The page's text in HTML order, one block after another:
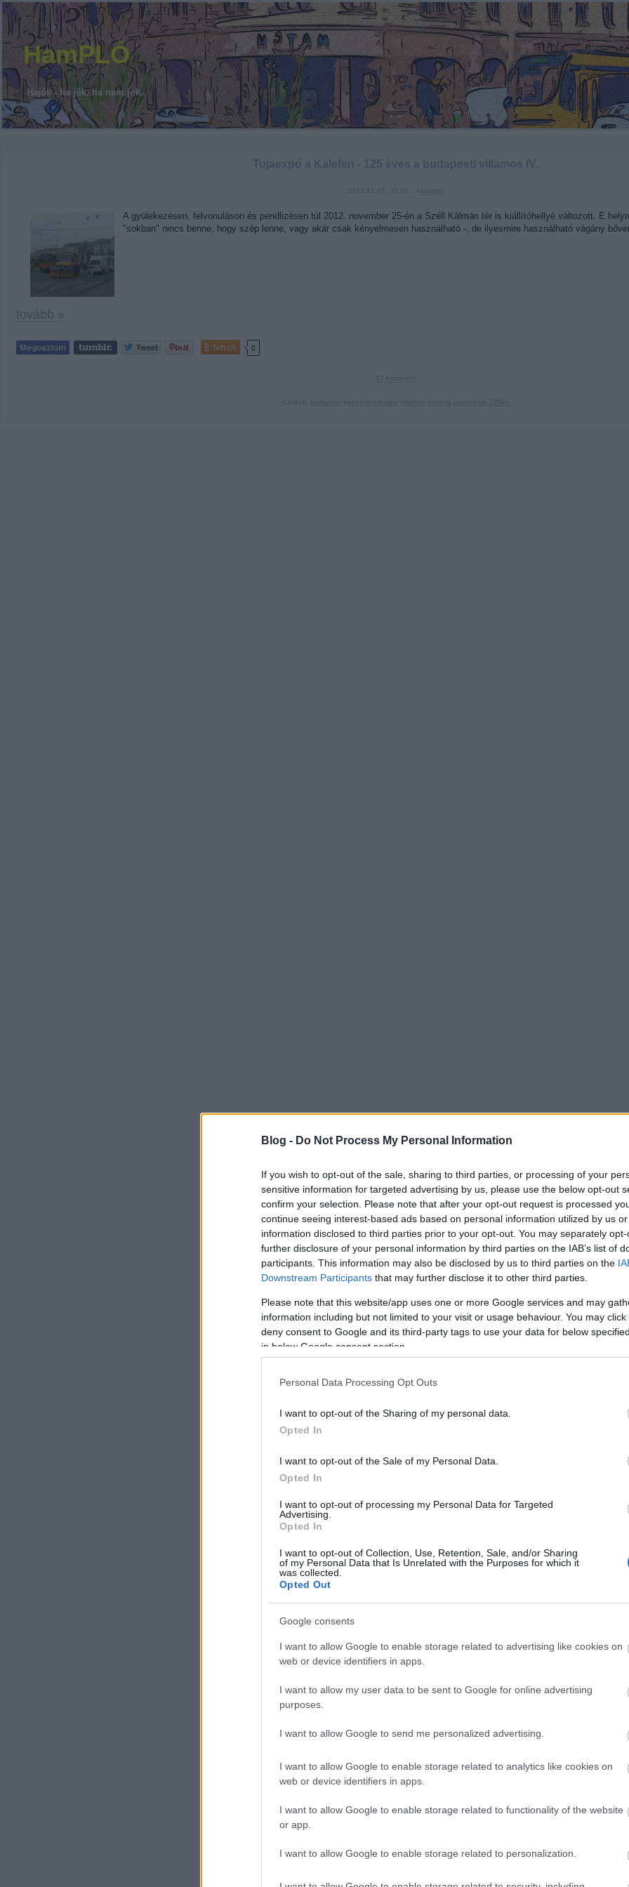
Blog - Do Not Process My Personal Information
If you wish to opt-out of the sale, sharing to third parties, or processing of your
sensitive information for targeted advertising by us, please use the below opt-out
confirm your selection. Please note that after your opt-out request is processed
continue seeing interest-based ads based on personal information utilized by us
information disclosed to third parties prior to your opt-out. You may separately
further disclosure of your personal information by third parties on the IAB’s list of
participants. This information may also be disclosed by us to third parties on the
Downstream Participants that may further disclose it to other third parties.
Please note that this website/app uses one or more Google services and may
information including but not limited to your visit or usage behaviour. You may
deny consent to Google and its third-party tags to use your data for below
in below Google consent section.
Personal Data Processing Opt Outs
I want to opt-out of the Sharing of my personal data.
Opted In
I want to opt-out of the Sale of my Personal Data.
Opted In
I want to opt-out of processing my Personal Data for Targeted
Advertising.
Opted In
I want to opt-out of Collection, Use, Retention, Sale, and/or Sharing
of my Personal Data that Is Unrelated with the Purposes for which it
was collected.
Opted Out
Google consents
I want to allow Google to enable storage related to advertising like cookies on
web or device identifiers in apps.
I want to allow my user data to be sent to Google for online advertising
purposes.
I want to allow Google to send me personalized advertising.
I want to allow Google to enable storage related to analytics like cookies on
web or device identifiers in apps.
I want to allow Google to enable storage related to functionality of the website
or app.
I want to allow Google to enable storage related to personalization.
HamPLÓ
Hajók - ha jók, ha nem jók.
Tujaexpó a Kalefen - 125 éves a budapesti villamos IV.
Hamster
A gyülekezésen, felvonuláson és pendlizésen túl 2012. november 25-én a Széll Kálmán tér is kiállítóhellyé változott. E
"sokban" nincs benne, hogy szép lenne, vagy akár csak kényelmesen használható -, de ilyesmire használható vágány
tovább »
Tetszik 0
17
nosztalgia